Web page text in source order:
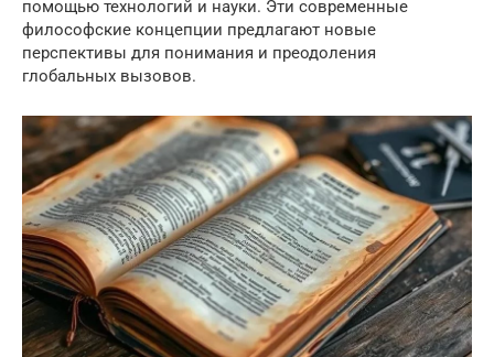
помощью технологий и науки. Эти современные
философские концепции предлагают новые
перспективы для понимания и преодоления
глобальных вызовов.